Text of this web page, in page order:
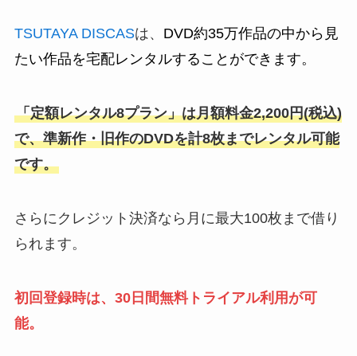
TSUTAYA DISCASは、 DVD約35万作品の中から見
たい作品を宅配レンタルすることができます。
「定額レンタル8プラン」は月額料金2,200円(税込)
で、準新作・旧作のDVDを計8枚までレンタル可能
です。
さらにクレジット決済なら月に最大100枚まで借り
られます。
初回登録時は、30日間無料トライアル利用が可
能。